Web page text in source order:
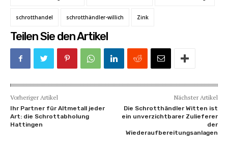
schrotthandel schrotthändler-willich Zink
Teilen Sie den Artikel
Vorheriger Artikel
Ihr Partner für Altmetall jeder
Art: die Schrottabholung
Hattingen
Nächster Artikel
Die Schrotthändler Witten ist
ein unverzichtbarer Zulieferer
der
Wiederaufbereitungsanlagen